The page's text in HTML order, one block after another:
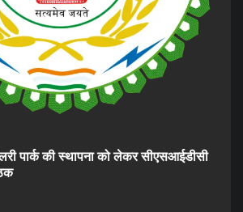
पार्क की स्थापना को लेकर सीएसआईडीसी